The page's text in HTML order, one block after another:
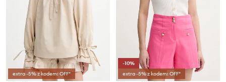
extra -5% z kodem: OFF*
-10%
extra -5% z kodem: OFF*